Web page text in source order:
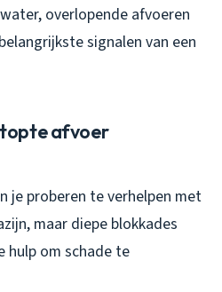
overlopende afvoeren
signalen van een
afvoer
je proberen te verhelpen met
maar diepe blokkades
hulp om schade te